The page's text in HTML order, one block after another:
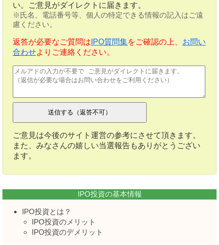
い。ご意見がダイレクトに届きます。
※氏名、電話番号等、個人の特定できる情報の記入はご遠
慮ください。
返答が必要なご質問は IPO質問集をご確認の上、 お問い
合わせよりご連絡ください。
ご意見は今後のサイト運営の参考にさせて頂きます。
また、みなさんの嬉しい当選報告もありがとうござい
ます。
IPO投資の基本情報
IPO投資とは？
IPO投資のメリット
IPO投資のデメリット